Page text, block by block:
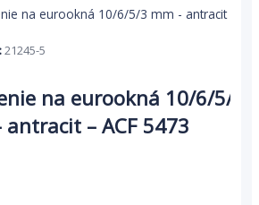
21245-5
na eurookná 10/6/5/3
antracit – ACF 5473